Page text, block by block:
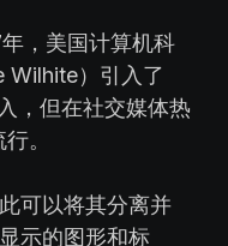
，美国计算机科
Wilhite）引入了
，但在社交媒体热
。
可以将其分离并
示的图形和标